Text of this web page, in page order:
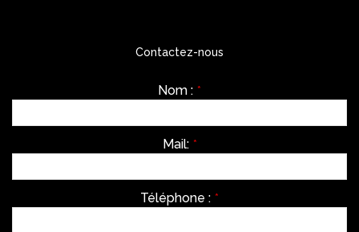
Contactez-nous
Nom : *
Mail: *
Téléphone : *